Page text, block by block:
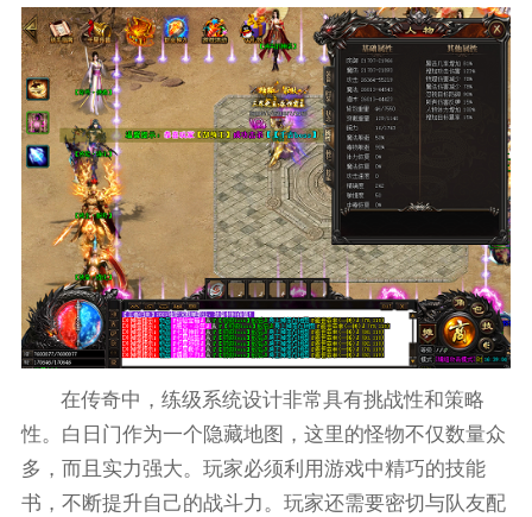
在传奇中，练级系统设计非常具有挑战性和策略
性。白日门作为一个隐藏地图，这里的怪物不仅数量众
多，而且实力强大。玩家必须利用游戏中精巧的技能
书，不断提升自己的战斗力。玩家还需要密切与队友配